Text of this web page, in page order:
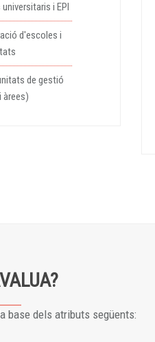
i EPI
d'escoles i
de gestió
àrees)
base dels atributs següents: